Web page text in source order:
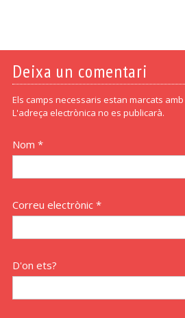
Deixa un comentari
Els camps necessaris estan marcats
L'adreça electrònica no es publicarà.
Nom *
Correu electrònic *
D'on ets?